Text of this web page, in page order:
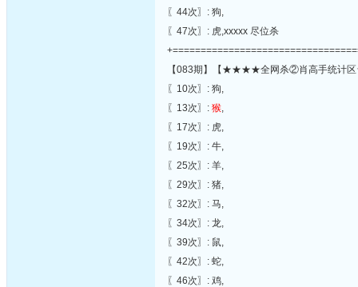
〖44次〗: 狗,
〖47次〗: 虎,xxxxx 尽位杀
【083期】【★★★★全网杀②肖高手统计
〖10次〗: 狗,
〖13次〗: 猴,
〖17次〗: 虎,
〖19次〗: 牛,
〖25次〗: 羊,
〖29次〗: 猪,
〖32次〗: 马,
〖34次〗: 龙,
〖39次〗: 鼠,
〖42次〗: 蛇,
〖46次〗: 鸡,